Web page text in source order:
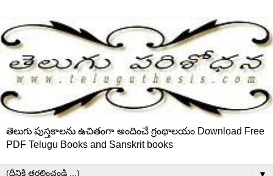
తెలుగు పుస్తకాలను ఉచితంగా అందించే గ్రంథాలయం Download Free
PDF Telugu Books and Sanskrit books